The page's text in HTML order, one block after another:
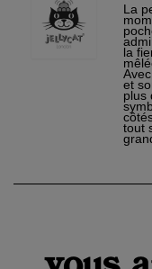
La
la
et
plus
tout